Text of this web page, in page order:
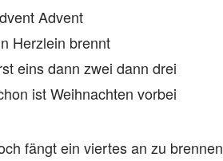
Advent
Herzlein brennt
eins dann zwei dann drei
ist Weihnachten vorbei
fängt ein viertes an zu brennen